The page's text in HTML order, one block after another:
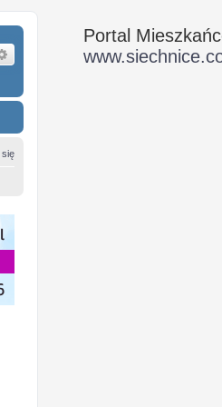
Wyszukiwanie zaawansowane
się
Portal